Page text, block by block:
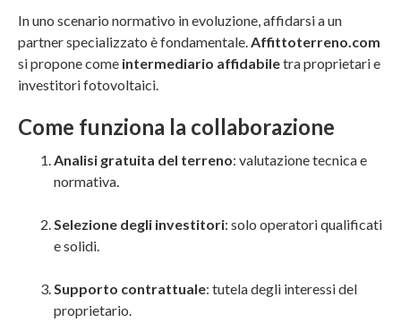
In uno scenario normativo in evoluzione, affidarsi a un
partner specializzato è fondamentale.Affittoterreno.com
si propone come intermediario affidabiletra proprietari e
investitori fotovoltaici.
Come funziona la collaborazione
Analisi gratuita del terreno: valutazione tecnica e
normativa.
Selezione degli investitori: solo operatori qualificati
e solidi.
Supporto contrattuale: tutela degli interessi del
proprietario.